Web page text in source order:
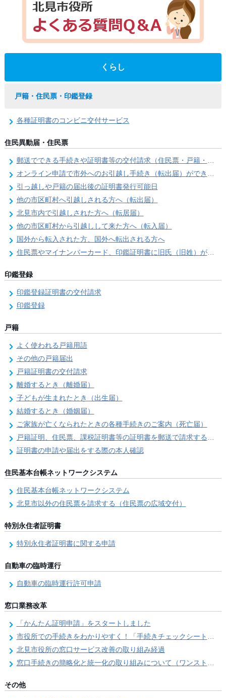
くらし
戸籍・住民票・印鑑登録
各種証明書のコンビニ交付サービス
住民異動届・住民票
郵送でできる手続きや証明書等の交付請求（住民票・戸籍・国民年金関係）
オンライン申請で市外へのお引越し手続き（転出届）ができます
引っ越しや戸籍の届出後の証明書発行可能日
他の市区町村へ引越しされる方へ（転出届）
北見市内で引越しされた方へ（転居届）
他の市区町村から引越しして来た方へ（転入届）
国外から転入された方、国外へ転出される方へ
住民票やマイナンバーカード、印鑑証明書に旧氏（旧姓）が併記できるようになりました！
印鑑登録
印鑑登録証明書の交付請求
印鑑登録
戸籍
よく使われる戸籍用語
その他の戸籍届出
戸籍証明書の交付請求
離婚するとき（離婚届）
子どもが生まれたとき（出生届）
結婚するとき（婚姻届）
ご家族が亡くなられたときの各種手続きのご案内（死亡届）
戸籍証明、住民票、課税証明書等の証明書を郵送で請求する際の本人確認
証明書の申請や届出をする際の本人確認
住民基本台帳ネットワークシステム
住民基本台帳ネットワークシステム
北見市以外の住民票を請求する（住民票の広域交付）
特別永住者証明書
特別永住者証明書に関する申請
自動車の臨時運行
自動車の臨時運行許可申請
窓口業務改革
「かんたん証明申請」をスタートしました
市役所での手続きをわかりやすく！「手続きチェックシート」を導入しました
北見市役所の窓口サービス改善の取り組み経過
窓口手続きの簡略化と統一化の取り組みについて（ワンストップサービス推進事業）
その他